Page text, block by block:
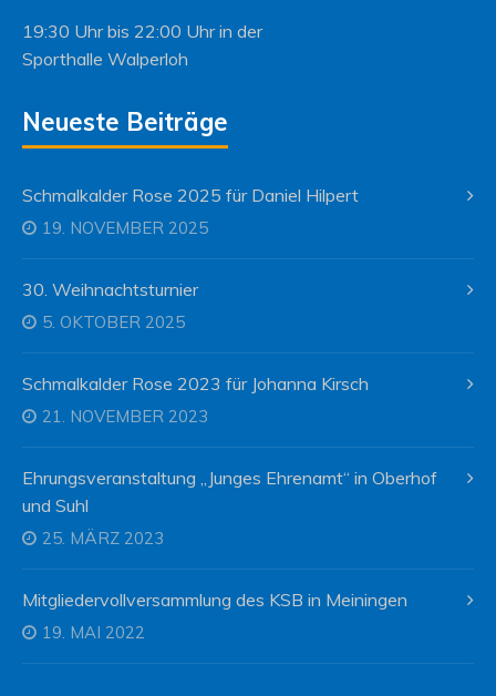
19:30 Uhr bis 22:00 Uhr in der
Sporthalle Walperloh
Neueste Beiträge
Schmalkalder Rose 2025 für Daniel Hilpert
19. NOVEMBER 2025
30. Weihnachtsturnier
5. OKTOBER 2025
Schmalkalder Rose 2023 für Johanna Kirsch
21. NOVEMBER 2023
Ehrungsveranstaltung „Junges Ehrenamt“ in Oberhof
und Suhl
25. MÄRZ 2023
Mitgliedervollversammlung des KSB in Meiningen
19. MAI 2022